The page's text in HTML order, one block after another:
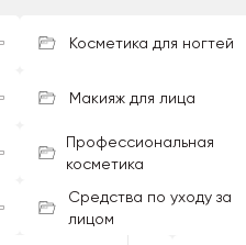
Косметика для ногтей
Макияж для лица
Профессиональная
косметика
Средства по уходу за
лицом